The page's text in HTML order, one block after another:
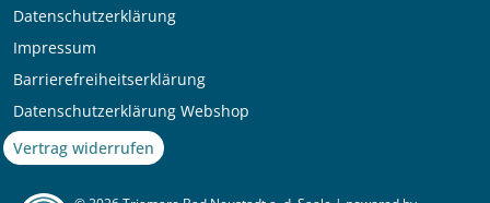
Datenschutzerklärung
Impressum
Barrierefreiheitserklärung
Datenschutzerklärung Webshop
Vertrag widerrufen